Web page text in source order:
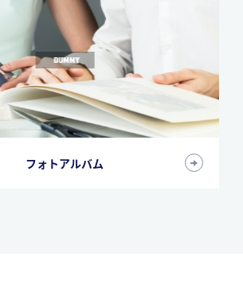
フォトアルバム